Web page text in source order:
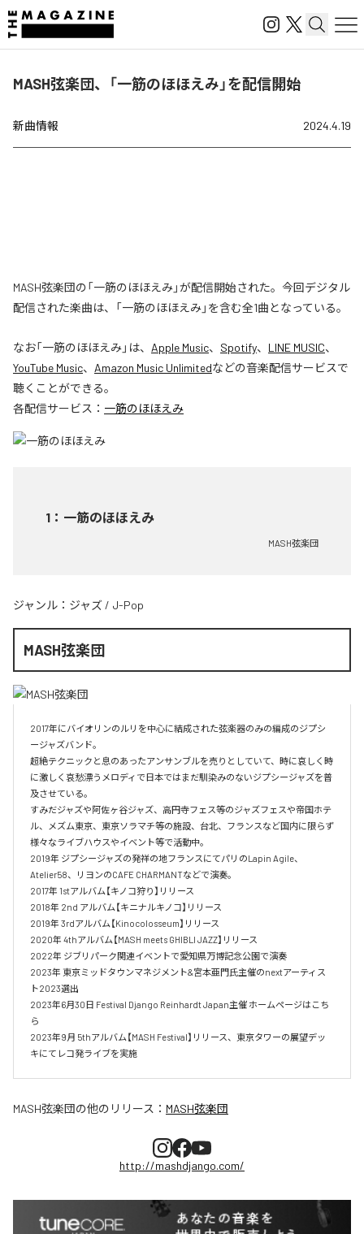
MASH弦楽団、「一筋のほほえみ」を配信開始
新曲情報 2024.4.19
MASH弦楽団の「一筋のほほえみ」が配信開始された。今回デジタル
配信された楽曲は、「一筋のほほえみ」を含む全1曲となっている。
なお「一筋のほほえみ」は、 Apple Music、 Spotify、 LINE MUSIC、
YouTube Music、 Amazon Music Unlimitedなどの音楽配信サービスで
聴くことができる。
各配信サービス： 一筋のほほえみ
1 ： 一筋のほほえみ
MASH弦楽団
ジャンル： ジャズ / J-Pop
MASH弦楽団
2017年にバイオリンのルリを中心に結成された弦楽器のみの編成のジプシ
ージャズバンド。
超絶テクニックと息のあったアンサンブルを売りとしていて、時に哀しく時
に激しく哀愁漂うメロディで日本ではまだ馴染みのないジプシージャズを普
及させている。
すみだジャズや阿佐ヶ谷ジャズ、高円寺フェス等のジャズフェスや帝国ホテ
ル、メズム東京、東京ソラマチ等の施設、台北、フランスなど国内に限らず
様々なライブハウスやイベント等で活動中。
2019年 ジプシージャズの発祥の地フランスにてパリのLapin Agile、
Atelier58、リヨンのCAFE CHARMANTなどで演奏。
2017年 1stアルバム【キノコ狩り】リリース
2018年 2nd アルバム【キニナルキノコ】リリース
2019年 3rdアルバム【Kinocolosseum】リリース
2020年 4thアルバム【MASH meets GHIBLI JAZZ】リリース
2022年 ジブリパーク関連イベントで愛知県万博記念公園で演奏
2023年 東京ミッドタウンマネジメント&宮本亜門氏主催のnextアーティス
ト2023選出
2023年6月30日 Festival Django Reinhardt Japan主催 ホームページはこち
ら
2023年9月 5thアルバム【MASH Festival】リリース、東京タワーの展望デッ
キにてレコ発ライブを実施
MASH弦楽団の他のリリース： MASH弦楽団
http://mashdjango.com/